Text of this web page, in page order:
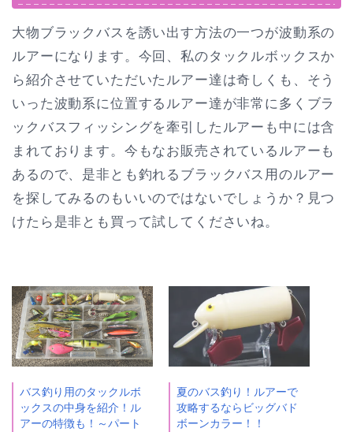
大物ブラックバスを誘い出す方法の一つが波動系の
ルアーになります。今回、私のタックルボックスか
ら紹介させていただいたルアー達は奇しくも、そう
いった波動系に位置するルアー達が非常に多くブラ
ックバスフィッシングを牽引したルアーも中には含
まれております。今もなお販売されているルアーも
あるので、是非とも釣れるブラックバス用のルアー
を探してみるのもいいのではないでしょうか？見つ
けたら是非とも買って試してくださいね。
バス釣り用のタックルボ
ックスの中身を紹介！ル
アーの特徴も！～パート
夏のバス釣り！ルアーで
攻略するならビッグバド
ボーンカラー！！